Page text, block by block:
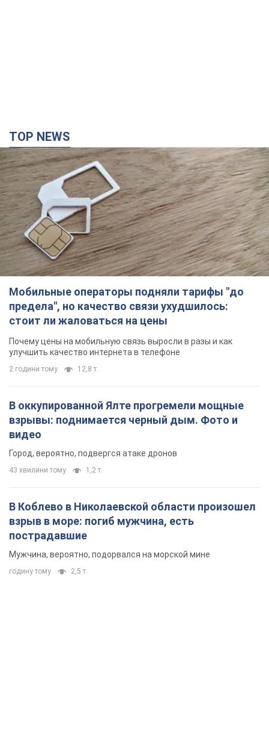
TOP NEWS
Мобильные операторы подняли тарифы "до
предела", но качество связи ухудшилось:
стоит ли жаловаться на цены
Почему цены на мобильную связь выросли в разы и как
улучшить качество интернета в телефоне
2 години тому 12,8 т.
В оккупированной Ялте прогремели мощные
взрывы: поднимается черный дым. Фото и
видео
Город, вероятно, подвергся атаке дронов
43 хвилини тому 1,2 т.
В Коблево в Николаевской области произошел
взрыв в море: погиб мужчина, есть
пострадавшие
Мужчина, вероятно, подорвался на морской мине
годину тому 2,5 т.